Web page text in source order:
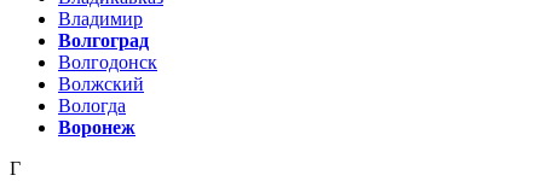
Владимир
Волгоград
Волгодонск
Волжский
Вологда
Воронеж
Г